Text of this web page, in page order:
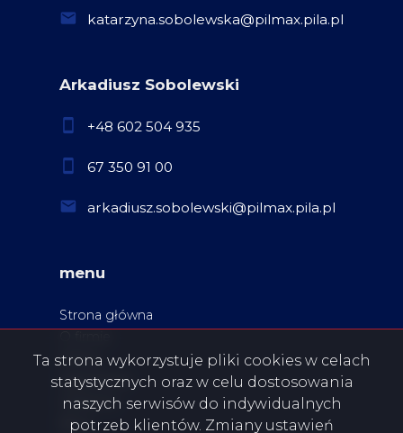
katarzyna.sobolewska@pilmax.pila.pl
Arkadiusz Sobolewski
+48 602 504 935
67 350 91 00
arkadiusz.sobolewski@pilmax.pila.pl
menu
Strona główna
Oferty
Zgłoszenia
Ulubione
Blog
Ta strona wykorzystuje pliki cookies w celach
statystycznych oraz w celu dostosowania
naszych serwisów do indywidualnych
potrzeb klientów. Zmiany ustawień